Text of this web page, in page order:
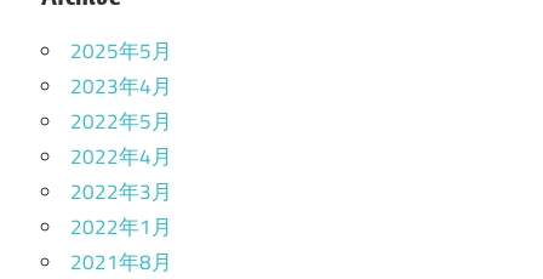
2025年5月
2023年4月
2022年5月
2022年4月
2022年3月
2022年1月
2021年8月